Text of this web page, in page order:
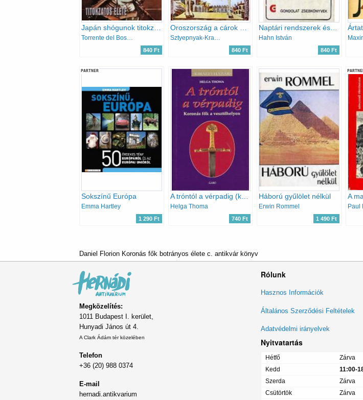
Torrente del Bosque
840 Ft
Sztyepnyak-Kravcsinszkij
840 Ft
Hahn István
840 Ft
PARTNER
Sokszínű Európa
Emma Hartley
1 290 Ft
A tróntól a vérpadig (koronás fők a vesztőhelyen)
Helga Thoma
740 Ft
Háború gyűlölet nélkül
Erwin Rommel
1 490 Ft
A
Paul
Daniel Florion Koronás fők botrányos élete c. antikvár könyv
Megközelítés:
1011 Budapest I. kerület,
Hunyadi János út 4.
A Clark Ádám tér közelében
Telefon
+36 (20) 988 0374
E-mail
hernadi.antikvarium
Rólunk
Lábléc
menü
Hasznos Információk
Általános Szerződési Feltételek
Adatvédelmi irányelvek
Nyitvatartás
Hétfő
Zárva
Kedd
11:00-
Szerda
Zárva
Csütörtök
Zárva